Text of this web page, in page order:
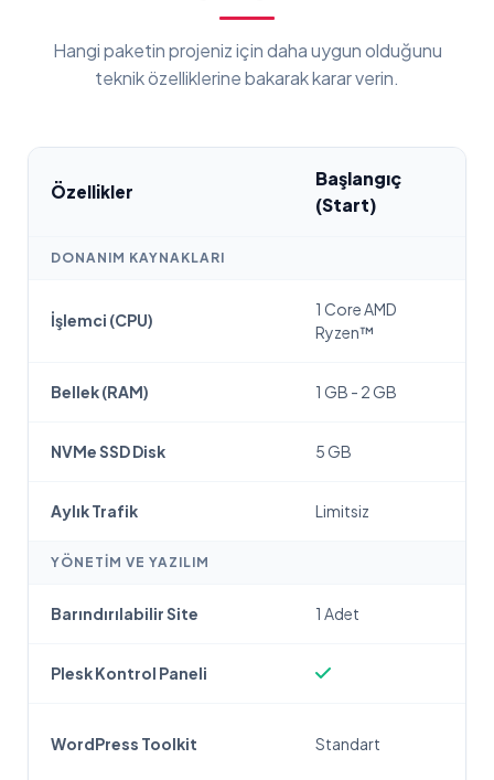
Hangi paketin projeniz için daha uygun olduğunu
teknik özelliklerine bakarak karar verin.
Özellikler
Başlangıç
(Start)
DONANIM KAYNAKLARI
İşlemci (CPU)
1 Core AMD
Ryzen™
Bellek (RAM) 1 GB - 2 GB
NVMe SSD Disk 5 GB
Aylık Trafik Limitsiz
YÖNETIM VE YAZILIM
Barındırılabilir Site 1 Adet
Plesk Kontrol Paneli
WordPress Toolkit Standart